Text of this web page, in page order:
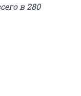
в 280